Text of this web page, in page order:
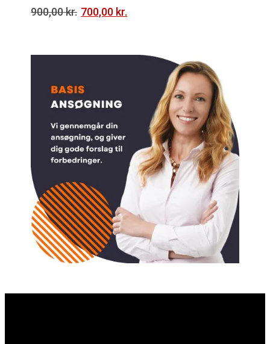
900,00kr. Den
pris
900,00 kr..
700,00 kr.
pris
700,00 kr..